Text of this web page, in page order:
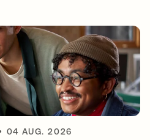
04 AUG. 2026